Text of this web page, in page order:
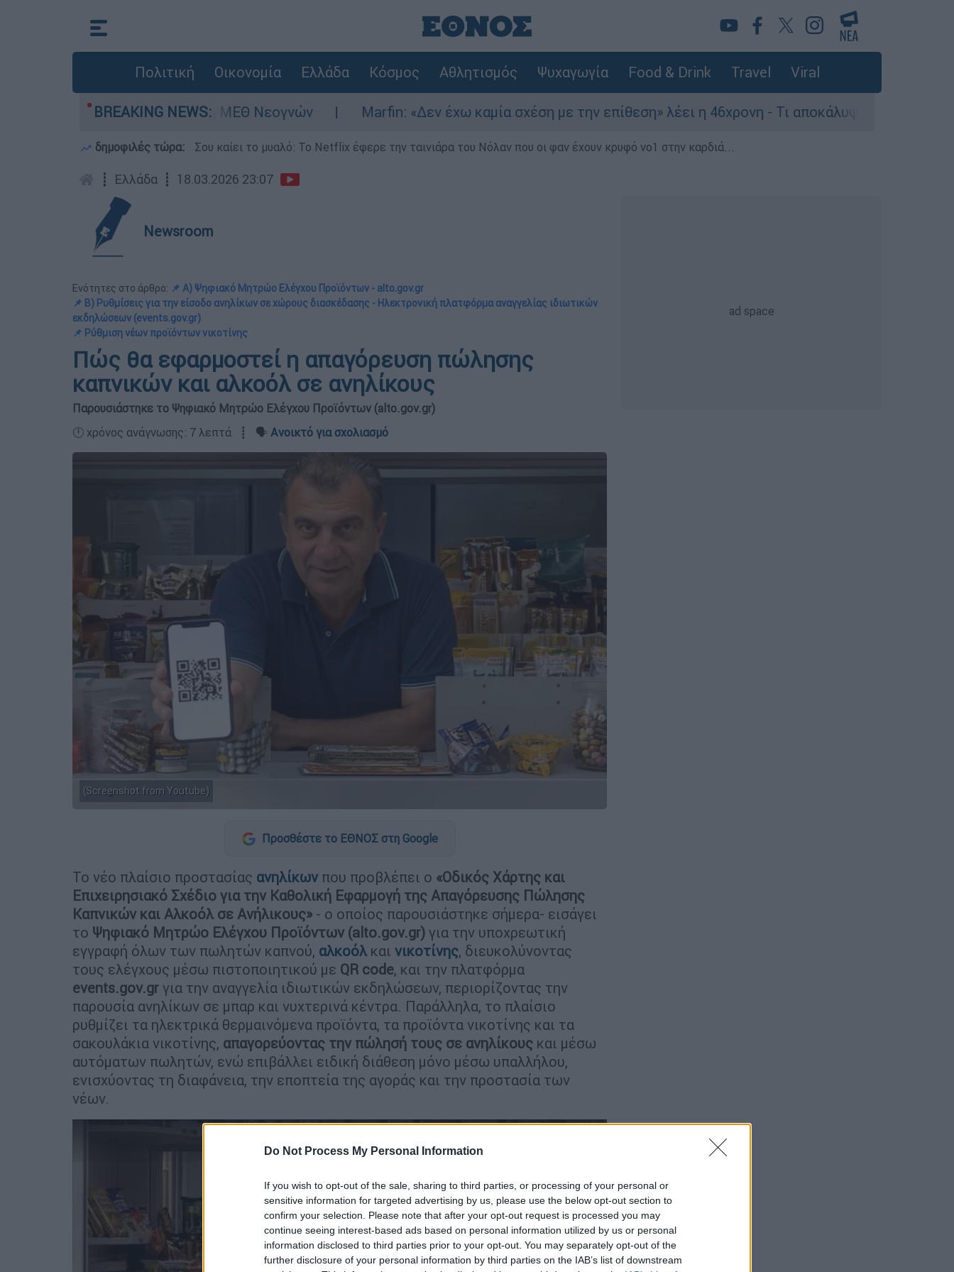
Do Not Process My Personal Information
If you wish to opt-out of the sale, sharing to third parties, or processing of your personal or
sensitive information for targeted advertising by us, please use the below opt-out section to
confirm your selection. Please note that after your opt-out request is processed you may
continue seeing interest-based ads based on personal information utilized by us or personal
information disclosed to third parties prior to your opt-out. You may separately opt-out of the
further disclosure of your personal information by third parties on the IAB’s list of downstream
Πολιτική Οικονομία Ελλάδα Κόσμος Αθλητισμός Ψυχαγωγία Food & Drink Travel Viral
BREAKING NEWS:
- Νοσηλευόταν στη ΜΕΘ Νεογνών Marfin: «Δεν έχω καμία σχέση με την επίθεση» λέει η 46χρονη - Τι αποκάλυψε στους αστυνομικούς
δημοφιλές τώρα: Σου καίει το μυαλό: Το Netflix έφερε την ταινιάρα του Νόλαν που οι φαν έχουν κρυφό νο1 στην καρδιά...
┋ Ελλάδα ┋ 18.03.2026 23:07
Newsroom
Ενότητες στο άρθρο: 📌 Α) Ψηφιακό Μητρώο Ελέγχου Προϊόντων - alto.gov.gr
📌 Β) Ρυθμίσεις για την είσοδο ανηλίκων σε χώρους διασκέδασης - Ηλεκτρονική πλατφόρμα αναγγελίας ιδιωτικών
εκδηλώσεων (events.gov.gr)
📌 Ρύθμιση νέων προϊόντων νικοτίνης
Πώς θα εφαρμοστεί η απαγόρευση πώλησης
καπνικών και αλκοόλ σε ανηλίκους
Παρουσιάστηκε το Ψηφιακό Μητρώο Ελέγχου Προϊόντων (alto.gov.gr)
🕛 χρόνος ανάγνωσης: 7 λεπτά ┋ 🗣️ Ανοικτό για σχολιασμό
(Screenshot from Youtube)
Προσθέστε το ΕΘΝΟΣ στη Google
Το νέο πλαίσιο προστασίας ανηλίκωνπου προβλέπει ο «Οδικός Χάρτης και
Επιχειρησιακό Σχέδιο για την Καθολική Εφαρμογή της Απαγόρευσης Πώλησης
Καπνικών και Αλκοόλ σε Ανήλικους» - ο οποίος παρουσιάστηκε σήμερα- εισάγει
το Ψηφιακό Μητρώο Ελέγχου Προϊόντων (alto.gov.gr) για την υποχρεωτική
εγγραφή όλων των πωλητών καπνού, αλκοόλ και νικοτίνης, διευκολύνοντας
τους ελέγχους μέσω πιστοποιητικού με QR code, και την πλατφόρμα
events.gov.gr για την αναγγελία ιδιωτικών εκδηλώσεων, περιορίζοντας την
παρουσία ανηλίκων σε μπαρ και νυχτερινά κέντρα. Παράλληλα, το πλαίσιο
ρυθμίζει τα ηλεκτρικά θερμαινόμενα προϊόντα, τα προϊόντα νικοτίνης και τα
σακουλάκια νικοτίνης, απαγορεύοντας την πώλησή τους σε ανηλίκους και μέσω
αυτόματων πωλητών, ενώ επιβάλλει ειδική διάθεση μόνο μέσω υπαλλήλου,
ενισχύοντας τη διαφάνεια, την εποπτεία της αγοράς και την προστασία των
νέων.